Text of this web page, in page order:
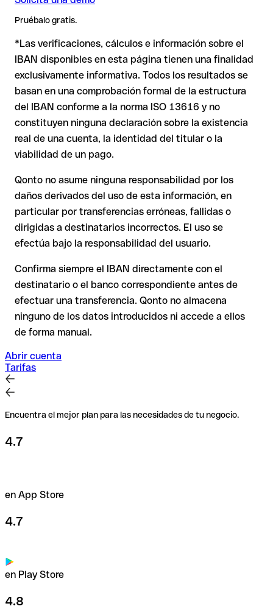
Nota: En transferencias en divisas extranjeras (p. ej. USD,
Consulta previamente las condiciones vigentes con Banca
Romaneasca S.A..
❌ Que el titular indicado sea el correcto
Por qué es relevante: Un IBAN puede superar todos los
controles matemáticos y no corresponder a ninguna cuenta
real (por ejemplo, si se han transpuesto dígitos y la
combinación resultante es formalmente válida).
Recomendación
: Pide al destinatario que te confirme el IBAN
o con importes elevados. La existencia de una cuenta solo
puede verificarla el propio Banca Romaneasca S.A. o
mediante una transferencia de prueba.
genera otra combinación formalmente válida, la transferencia
se ejecuta hacia una cuenta ajena. En ese caso:
El banco receptor está obligado a colaborar en la
recuperación de los fondos.
Tu entidad puede iniciar un proceso de reclamación a
petición tuya.
La devolución no está asegurada, especialmente si el
destinatario ya ha retirado el dinero.
En transferencias internacionales fuera del espacio SEPA, la
recuperación es considerablemente más compleja y conlleva
comisiones .
Recomendación: Verifica cada IBAN antes de una
transferencia con nuestro IBAN Checker gratuito y, en caso
de duda, confírmalo directamente con el destinatario. Esta
precaución es especialmente importante con importes
elevados o nuevas relaciones comerciales.
Pruébalo gratis.
*Las verificaciones, cálculos e información sobre el
IBAN disponibles en esta página tienen una finalidad
exclusivamente informativa. Todos los resultados se
basan en una comprobación formal de la estructura
del IBAN conforme a la norma ISO 13616 y no
constituyen ninguna declaración sobre la existencia
real de una cuenta, la identidad del titular o la
viabilidad de un pago.
Qonto no asume ninguna responsabilidad por los
daños derivados del uso de esta información, en
particular por transferencias erróneas, fallidas o
dirigidas a destinatarios incorrectos. El uso se
efectúa bajo la responsabilidad del usuario.
Confirma siempre el IBAN directamente con el
destinatario o el banco correspondiente antes de
efectuar una transferencia. Qonto no almacena
ninguno de los datos introducidos ni accede a ellos
de forma manual.
Abrir cuenta
Tarifas
Encuentra el mejor plan para las necesidades de tu negocio.
4.7
en App Store
4.7
en Play Store
4.8